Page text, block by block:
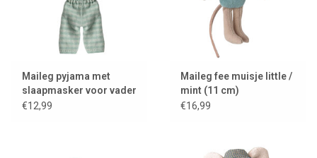
Maileg pyjama met
slaapmasker voor vader
muis
€12,99
Maileg fee muisje little /
mint (11 cm)
€16,99